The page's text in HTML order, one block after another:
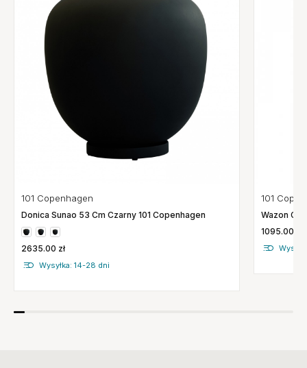
101 Copenhagen
Donica Sunao 53 Cm Czarny 101 Copenhagen
2635.00 zł
Wysyłka: 14-28 dni
101
Wazon
1095.00 zł